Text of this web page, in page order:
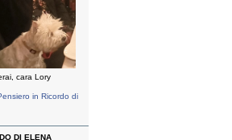
cara Lory
in Ricordo di
DI ELENA